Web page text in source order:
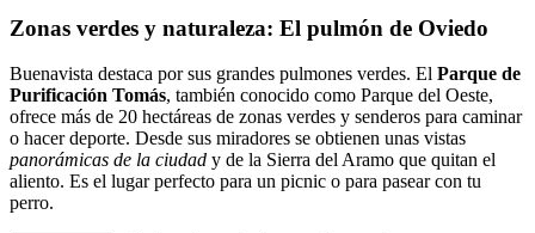
Zonas verdes y naturaleza: El pulmón de Oviedo
Buenavista destaca por sus grandes pulmones verdes. El Parque de
Purificación Tomás, también conocido como Parque del Oeste,
ofrece más de 20 hectáreas de zonas verdes y senderos para caminar
o hacer deporte. Desde sus miradores se obtienen unas vistas
panorámicas de la ciudad y de la Sierra del Aramo que quitan el
aliento. Es el lugar perfecto para un picnic o para pasear con tu
perro.